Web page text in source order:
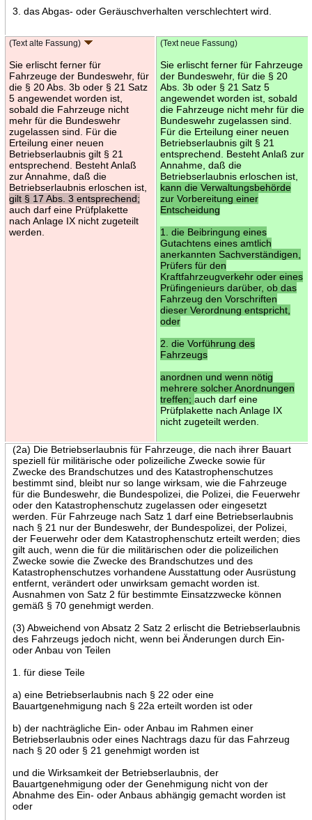
3. das Abgas- oder Geräuschverhalten verschlechtert wird.
(Text alte Fassung)
Sie erlischt ferner für
Fahrzeuge der Bundeswehr, für
die § 20 Abs. 3b oder § 21 Satz
5 angewendet worden ist,
sobald die Fahrzeuge nicht
mehr für die Bundeswehr
zugelassen sind. Für die
Erteilung einer neuen
Betriebserlaubnis gilt § 21
entsprechend. Besteht Anlaß
zur Annahme, daß die
Betriebserlaubnis erloschen ist,
gilt § 17 Abs. 3 entsprechend;
auch darf eine Prüfplakette
nach Anlage IX nicht zugeteilt
werden.
(Text neue Fassung)
Sie erlischt ferner für Fahrzeuge
der Bundeswehr, für die § 20
Abs. 3b oder § 21 Satz 5
angewendet worden ist, sobald
die Fahrzeuge nicht mehr für die
Bundeswehr zugelassen sind.
Für die Erteilung einer neuen
Betriebserlaubnis gilt § 21
entsprechend. Besteht Anlaß zur
Annahme, daß die
Betriebserlaubnis erloschen ist,
kann die Verwaltungsbehörde
zur Vorbereitung einer
Entscheidung
1. die Beibringung eines
Gutachtens eines amtlich
anerkannten Sachverständigen,
Prüfers für den
Kraftfahrzeugverkehr oder eines
Prüfingenieurs darüber, ob das
Fahrzeug den Vorschriften
dieser Verordnung entspricht,
oder
2. die Vorführung des
Fahrzeugs
anordnen und wenn nötig
mehrere solcher Anordnungen
treffen; auch darf eine
Prüfplakette nach Anlage IX
nicht zugeteilt werden.
(2a) Die Betriebserlaubnis für Fahrzeuge, die nach ihrer Bauart
speziell für militärische oder polizeiliche Zwecke sowie für
Zwecke des Brandschutzes und des Katastrophenschutzes
bestimmt sind, bleibt nur so lange wirksam, wie die Fahrzeuge
für die Bundeswehr, die Bundespolizei, die Polizei, die Feuerwehr
oder den Katastrophenschutz zugelassen oder eingesetzt
werden. Für Fahrzeuge nach Satz 1 darf eine Betriebserlaubnis
nach § 21 nur der Bundeswehr, der Bundespolizei, der Polizei,
der Feuerwehr oder dem Katastrophenschutz erteilt werden; dies
gilt auch, wenn die für die militärischen oder die polizeilichen
Zwecke sowie die Zwecke des Brandschutzes und des
Katastrophenschutzes vorhandene Ausstattung oder Ausrüstung
entfernt, verändert oder unwirksam gemacht worden ist.
Ausnahmen von Satz 2 für bestimmte Einsatzzwecke können
gemäß § 70 genehmigt werden.
(3) Abweichend von Absatz 2 Satz 2 erlischt die Betriebserlaubnis
des Fahrzeugs jedoch nicht, wenn bei Änderungen durch Ein-
oder Anbau von Teilen
1. für diese Teile
a) eine Betriebserlaubnis nach § 22 oder eine
Bauartgenehmigung nach § 22a erteilt worden ist oder
b) der nachträgliche Ein- oder Anbau im Rahmen einer
Betriebserlaubnis oder eines Nachtrags dazu für das Fahrzeug
nach § 20 oder § 21 genehmigt worden ist
und die Wirksamkeit der Betriebserlaubnis, der
Bauartgenehmigung oder der Genehmigung nicht von der
Abnahme des Ein- oder Anbaus abhängig gemacht worden ist
oder